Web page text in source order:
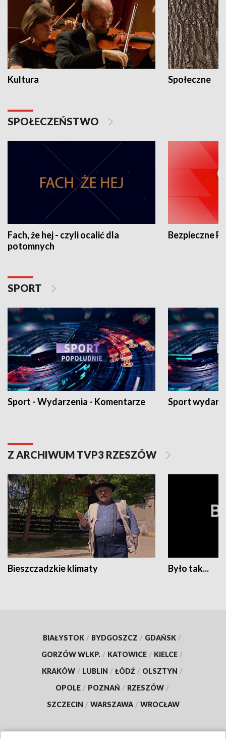
Kultura Społeczne
SPOŁECZEŃSTWO
Fach, że hej - czyli ocalić dla
potomnych
Bezpieczne
SPORT
Sport - Wydarzenia - Komentarze Sport
Z ARCHIWUM TVP3 RZESZÓW
Bieszczadzkie klimaty Było tak...
BIAŁYSTOK / BYDGOSZCZ / GDAŃSK /
GORZÓW WLKP. / KATOWICE / KIELCE /
KRAKÓW / LUBLIN / ŁÓDŹ / OLSZTYN /
OPOLE / POZNAŃ / RZESZÓW /
SZCZECIN / WARSZAWA / WROCŁAW